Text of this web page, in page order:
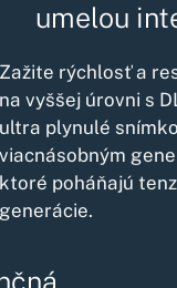
umelou
Zažite rýchlosť a
na vyššej úrovni s
ultra plynulé
viacnásobným
ktoré poháňajú
generácie.